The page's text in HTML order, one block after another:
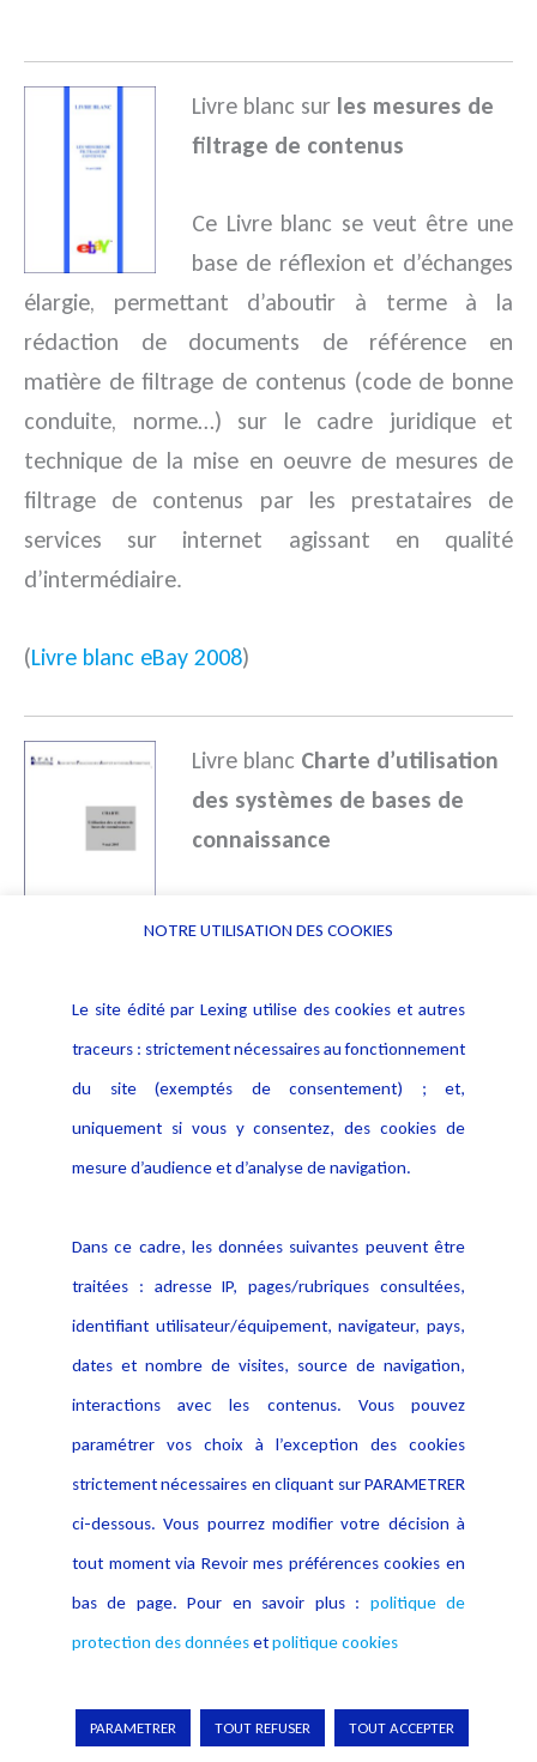
Livre blanc sur les mesures de
filtrage de contenus
Ce Livre blanc se veut être une
base de réflexion et d’échanges
élargie, permettant d’aboutir à terme à la
rédaction de documents de référence en
matière de filtrage de contenus (code de bonne
conduite, norme…) sur le cadre juridique et
technique de la mise en oeuvre de mesures de
filtrage de contenus par les prestataires de
services sur internet agissant en qualité
d’intermédiaire.
(Livre blanc eBay 2008)
Livre blanc Charte d’utilisation
des systèmes de bases de
connaissance
sécurité relatives à l’utilisation du système de
bases de connaissances de l’entreprise.
Livre blanc surla biométrie
Dans un monde où la sécurité
milite en faveur du
développement des techniques
de biométrie, à l’heure où les Etats se sont tous
lancés dans des programmes de déploiement de
titres d’identité biométriques, il importe que ces
technologies ne soient pas victimes d’un risque
liberticide non démontré et que l’on évite de
le danger.
NOTRE UTILISATION DES COOKIES
Le site édité par Lexing utilise des cookies et autres
traceurs : strictement nécessaires au fonctionnement
du site (exemptés de consentement) ; et,
uniquement si vous y consentez, des cookies de
mesure d’audience et d’analyse de navigation.
Dans ce cadre, les données suivantes peuvent être
traitées : adresse IP, pages/rubriques consultées,
identifiant utilisateur/équipement, navigateur, pays,
dates et nombre de visites, source de navigation,
interactions avec les contenus. Vous pouvez
paramétrer vos choix à l’exception des cookies
strictement nécessaires en cliquant sur PARAMETRER
ci-dessous. Vous pourrez modifier votre décision à
tout moment via Revoir mes préférences cookies en
bas de page. Pour en savoir plus : politique de
protection des donnéesetpolitique cookies
PARAMETRER TOUT REFUSER TOUT ACCEPTER